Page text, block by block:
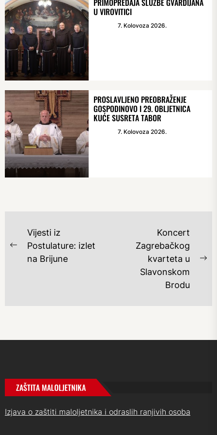
PRIMOPREDAJA SLUŽBE GVARDIJANA
U VIROVITICI
7. Kolovoza 2026.
PROSLAVLJENO PREOBRAŽENJE
GOSPODINOVO I 29. OBLJETNICA
KUĆE SUSRETA TABOR
7. Kolovoza 2026.
NAVIGACIJA
OBJAVA
Previous
post:
Vijesti iz
Postulature: izlet
na Brijune
Koncert
Zagrebačkog
kvarteta u
Slavonskom
Brodu
ZAŠTITA MALOLJETNIKA
Izjava o zaštiti maloljetnika i odraslih ranjivih osoba